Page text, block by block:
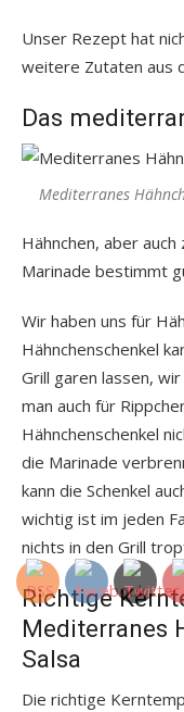
Unser Rezept hat
weitere Zutaten aus
Das
Mediterranes
Hähnchen, aber
Marinade bestimmt
Wir haben uns für
Hähnchenschenkel
Grill garen lassen,
man auch für
Hähnchenschenkel
die Marinade
kann die Schenkel
wichtig ist im jeden
nichts in den Grill
Richtige
Mediterranes
Salsa
Die richtige